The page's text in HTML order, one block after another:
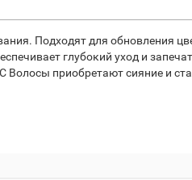
Подходят для обновления
глубокий уход и
приобретают сияние и